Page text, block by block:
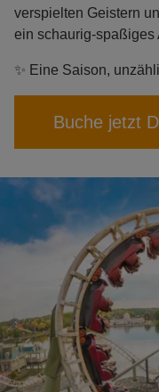
verspielten Geistern
ein schaurig-spaßiges
✨ Eine Saison,
Buche jetzt